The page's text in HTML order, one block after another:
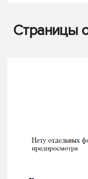
Страницы